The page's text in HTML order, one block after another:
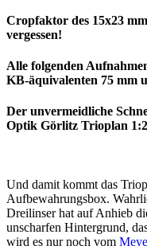
Cropfaktor des 15x23
vergessen!
Alle folgenden
KB-äquivalenten 75 mm
Der unvermeidliche
Optik Görlitz Trioplan
Und damit kommt das
Aufbewahrungsbox.
Dreilinser hat auf Anhieb
unscharfen Hintergrund,
wird es nur noch vom